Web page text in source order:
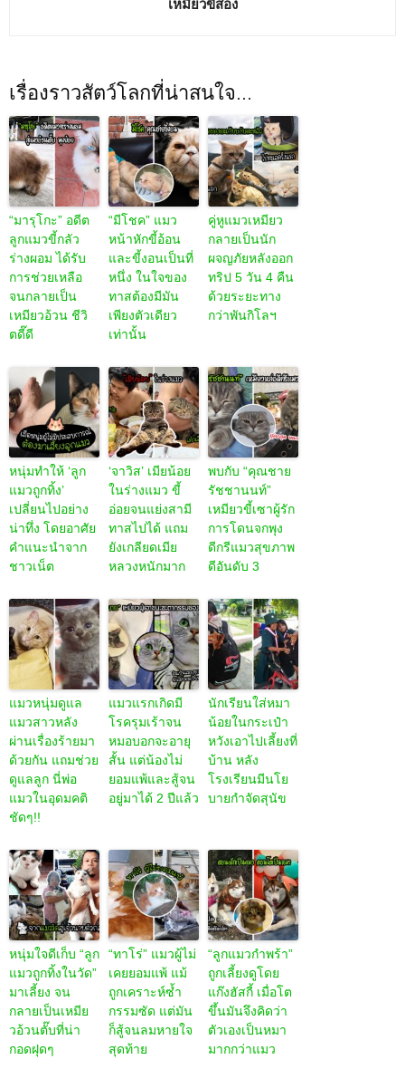
เรื่องราวสัตว์โลกที่น่าสนใจ...
“มารุโกะ” อดีต
ลูกแมวขี้กลัว
ร่างผอม ได้รับ
การช่วยเหลือ
จนกลายเป็น
เหมียวอ้วน ชีวิ
ตดี๊ดี
“มีโชค” แมว
หน้าหักขี้อ้อน
และขี้งอนเป็นที่
หนึ่ง ในใจของ
ทาสต้องมีมัน
เพียงตัวเดียว
เท่านั้น
คู่หูแมวเหมียว
กลายเป็นนัก
ผจญภัยหลังออก
ทริป 5 วัน 4 คืน
ด้วยระยะทาง
กว่าพันกิโลฯ
หนุ่มทำให้ ‘ลูก
แมวถูกทิ้ง’
เปลี่ยนไปอย่าง
น่าทึ่ง โดยอาศัย
คำแนะนำจาก
ชาวเน็ต
‘จาวิส’ เมียน้อย
ในร่างแมว ขี้
อ่อยจนแย่งสามี
ทาสไปได้ แถม
ยังเกลียดเมีย
หลวงหนักมาก
พบกับ “คุณชาย
รัชชานนท์”
เหมียวขี้เซาผู้รัก
การโดนจกพุง
ดีกรีแมวสุขภาพ
ดีอันดับ 3
แมวหนุ่มดูแล
แมวสาวหลัง
ผ่านเรื่องร้ายมา
ด้วยกัน แถมช่วย
ดูแลลูก นี่พ่อ
แมวในอุดมคติ
ชัดๆ!!
แมวแรกเกิดมี
โรครุมเร้าจน
หมอบอกจะอายุ
สั้น แต่น้องไม่
ยอมแพ้และสู้จน
อยู่มาได้ 2 ปีแล้ว
นักเรียนใส่หมา
น้อยในกระเป๋า
หวังเอาไปเลี้ยงที่
บ้าน หลัง
โรงเรียนมีนโย
บายกำจัดสุนัข
หนุ่มใจดีเก็บ “ลูก
แมวถูกทิ้งในวัด”
มาเลี้ยง จน
กลายเป็นเหมีย
วอ้วนตั๊บที่น่า
กอดฝุดๆ
“ทาโร่” แมวผู้ไม่
เคยยอมแพ้ แม้
ถูกเคราะห์ซ้ำ
กรรมซัด แต่มัน
ก็สู้จนลมหายใจ
สุดท้าย
“ลูกแมวกำพร้า”
ถูกเลี้ยงดูโดย
แก๊งฮัสกี้ เมื่อโต
ขึ้นมันจึงคิดว่า
ตัวเองเป็นหมา
มากกว่าแมว